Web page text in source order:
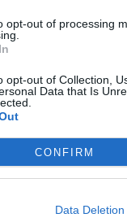
opt-out of processing
opt-out of Collection,
Data that Is
CONFIRM
Data Deletion
γίνεται από τη
σταΓλυκά
Το αδίκημα
Τα
να πει